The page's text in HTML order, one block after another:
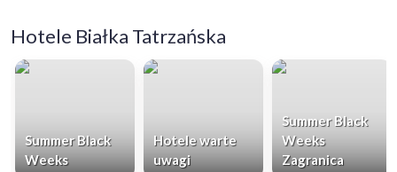
Hotele Białka Tatrzańska
Summer Black
Weeks
Hotele warte
uwagi
Summer Black
Weeks
Zagranica